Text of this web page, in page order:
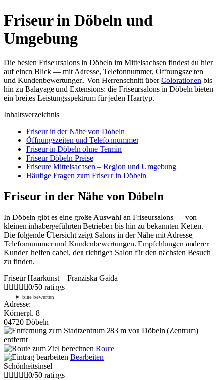
Friseur in Döbeln und
Umgebung
Die besten Friseursalons in Döbeln im Mittelsachsen findest du hier
auf einen Blick — mit Adresse, Telefonnummer, Öffnungszeiten
und Kundenbewertungen. Von Herrenschnitt überColorationen bis
hin zu Balayage und Extensions: die Friseursalons in Döbeln bieten
ein breites Leistungsspektrum für jeden Haartyp.
Inhaltsverzeichnis
Friseur in der Nähe von Döbeln
Öffnungszeiten und Telefonnummer
Friseur in Döbeln ohne Termin
Friseur Döbeln Preise
Friseure Mittelsachsen – Region und Umgebung
Häufige Fragen zum Friseur in Döbeln
Friseur in der Nähe von Döbeln
In Döbeln gibt es eine große Auswahl an Friseursalons — von
kleinen inhabergeführten Betrieben bis hin zu bekannten Ketten.
Die folgende Übersicht zeigt Salons in der Nähe mit Adresse,
Telefonnummer und Kundenbewertungen. Empfehlungen anderer
Kunden helfen dabei, den richtigen Salon für den nächsten Besuch
zu finden.
Friseur Haarkunst – Franziska Gaida –
0/50 ratings
► bitte bewerten
Adresse:
Körnerpl. 8
04720 Döbeln
283 m von Döbeln (Zentrum)
entfernt
Route
Bearbeiten
Schönheitsinsel
0/50 ratings